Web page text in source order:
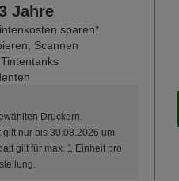
Jahre
sparen*
Scannen
Druckern.
gilt nur bis 30.08.2026 um
gilt für max. 1 Einheit pro